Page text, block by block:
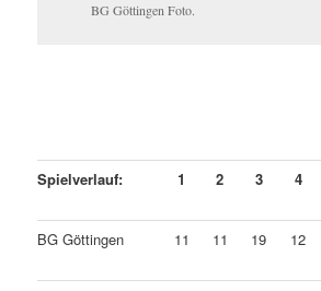
BG Göttingen Foto.
Spielverlauf: 1 2 3 4
BG Göttingen 11 11 19 12